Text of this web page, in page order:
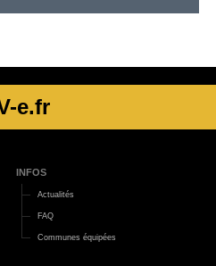
e.fr
INFOS
Actualités
FAQ
Communes équipées